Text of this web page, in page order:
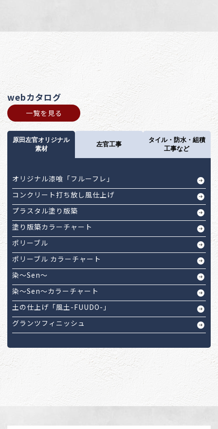
webカタログ
一覧を見る
原田左官オリジナル
素材
左官工事
タイル・防水・組積
工事など
オリジナル漆喰「フルーフレ」
コンクリート打ち放し風仕上げ
プラスタル塗り版築
塗り版築カラーチャート
ポリーブル
ポリーブル カラーチャート
染～Sen～
染～Sen～カラーチャート
土の仕上げ「風土-FUUDO-」
グランツフィニッシュ